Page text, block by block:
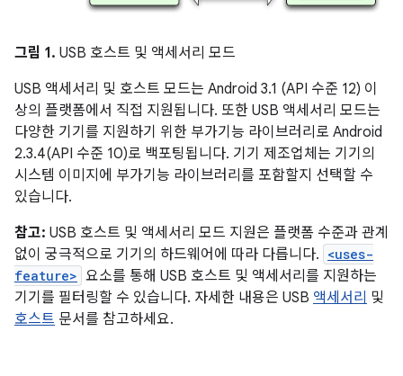
그림 1. USB 호스트 및 액세서리 모드
USB 액세서리 및 호스트 모드는 Android 3.1 (API 수준 12) 이
상의 플랫폼에서 직접 지원됩니다. 또한 USB 액세서리 모드는
다양한 기기를 지원하기 위한 부가기능 라이브러리로 Android
2.3.4(API 수준 10)로 백포팅됩니다. 기기 제조업체는 기기의
시스템 이미지에 부가기능 라이브러리를 포함할지 선택할 수
있습니다.
참고: USB 호스트 및 액세서리 모드 지원은 플랫폼 수준과 관계
없이 궁극적으로 기기의 하드웨어에 따라 다릅니다. <uses-
feature> 요소를 통해 USB 호스트 및 액세서리를 지원하는
기기를 필터링할 수 있습니다. 자세한 내용은 USB 액세서리 및
호스트 문서를 참고하세요.